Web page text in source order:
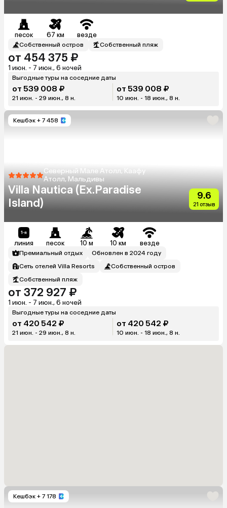
песок 67 км везде
Собственный остров Собственный пляж
от 454 375 ₽
1 июн. - 7 июн., 6 ночей
Выгодные туры на соседние даты
от 539 008 ₽
21 июн. - 29 июн., 8 н.
от 539 008 ₽
10 июн. - 18 июн., 8 н.
Кешбэк + 7 458
Северный Мале Атолл, Каафу
Атолл, Мальдивы
Villa Nautica (Ex.Paradise
Island)
9.6
21 отзыв
линия песок 10 м 10 км везде
Премиальный отдых
Обновлен в 2024 году
Сеть отелей Villa Resorts
Собственный остров
Собственный пляж
от 372 927 ₽
1 июн. - 7 июн., 6 ночей
Выгодные туры на соседние даты
от 420 542 ₽
21 июн. - 29 июн., 8 н.
от 420 542 ₽
10 июн. - 18 июн., 8 н.
Кешбэк + 7 178